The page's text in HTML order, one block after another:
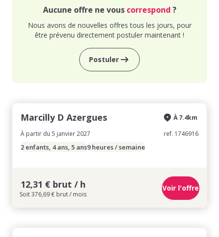
Aucune offre ne vous correspond ?
Nous avons de nouvelles offres tous les jours, pour
être prévenu directement postuler maintenant !
Postuler
Marcilly D Azergues
À partir du 5 janvier 2027
À 7.4km
ref. 1746916
2 enfants, 4 ans, 5 ans9 heures / semaine
12,31 € brut / h
Soit 376,69 € brut / mois
Voir l'offre